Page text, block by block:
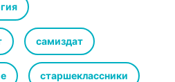
самиздат
старшеклассники